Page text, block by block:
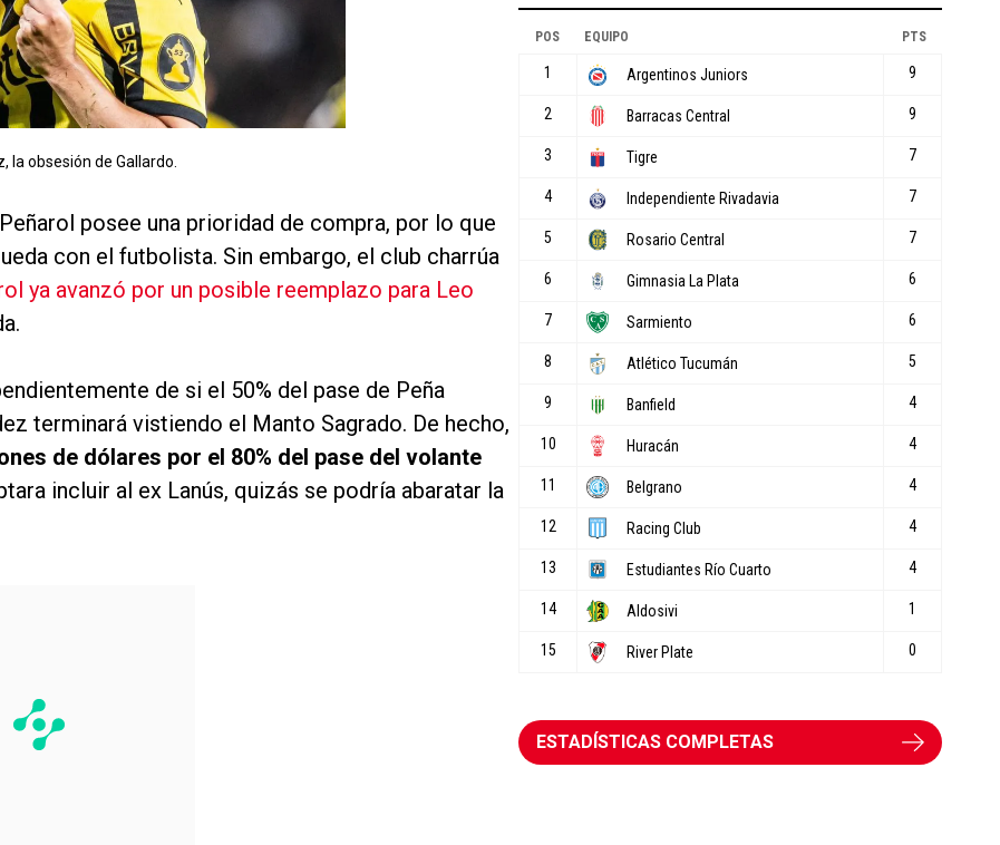
la obsesión de Gallardo.
posee una prioridad de compra, por lo que
con el futbolista. Sin embargo, el club charrúa
ya avanzó por un posible reemplazo para Leo
de si el 50% del pase de Peña
terminará vistiendo el Manto Sagrado. De hecho,
de dólares por el 80% del pase del volante
incluir al ex Lanús, quizás se podría abaratar la
ESTADÍSTICAS COMPLETAS